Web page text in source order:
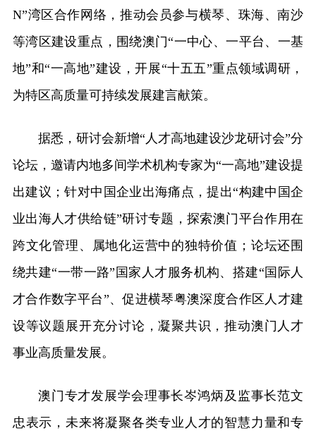
N”湾区合作网络，推动会员参与横琴、珠海、南沙
等湾区建设重点，围绕澳门“一中心、一平台、一基
地”和“一高地”建设，开展“十五五”重点领域调研，
为特区高质量可持续发展建言献策。
据悉，研讨会新增“人才高地建设沙龙研讨会”分
论坛，邀请内地多间学术机构专家为“一高地”建设提
出建议；针对中国企业出海痛点，提出“构建中国企
业出海人才供给链”研讨专题，探索澳门平台作用在
跨文化管理、属地化运营中的独特价值；论坛还围
绕共建“一带一路”国家人才服务机构、搭建“国际人
才合作数字平台”、促进横琴粤澳深度合作区人才建
设等议题展开充分讨论，凝聚共识，推动澳门人才
事业高质量发展。
澳门专才发展学会理事长岑鸿炳及监事长范文
忠表示，未来将凝聚各类专业人才的智慧力量和专